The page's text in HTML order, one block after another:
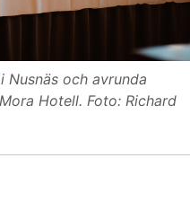
Nusnäs och avrunda
Hotell. Foto: Richard